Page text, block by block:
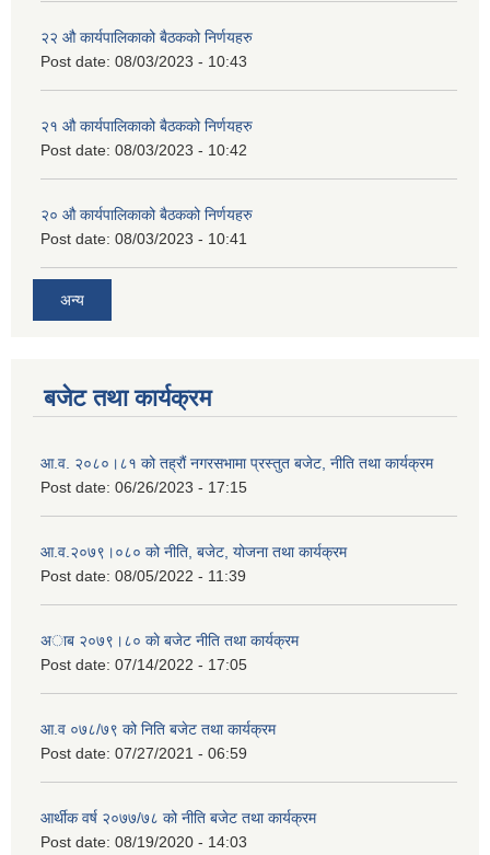
२‍२ औ कार्यपालिकाको बैठकको निर्णयहरु
Post date: 08/03/2023 - 10:43
२‍१ औ कार्यपालिकाको बैठकको निर्णयहरु
Post date: 08/03/2023 - 10:42
२‍० औ कार्यपालिकाको बैठकको निर्णयहरु
Post date: 08/03/2023 - 10:41
अन्य
बजेट तथा कार्यक्रम
आ.व. २०८०।८१ को तह्रौं नगरसभामा प्रस्तुत बजेट, नीति तथा कार्यक्रम
Post date: 06/26/2023 - 17:15
आ.व.२०७९।०८० को नीति, बजेट, योजना तथा कार्यक्रम
Post date: 08/05/2022 - 11:39
अाब २०७९।८० काे बजेट नीति तथा कार्यक्रम
Post date: 07/14/2022 - 17:05
आ.व ०७८/७९ को निति बजेट तथा कार्यक्रम
Post date: 07/27/2021 - 06:59
आर्थीक वर्ष २०७७/७८ को नीति बजेट तथा कार्यक्रम
Post date: 08/19/2020 - 14:03